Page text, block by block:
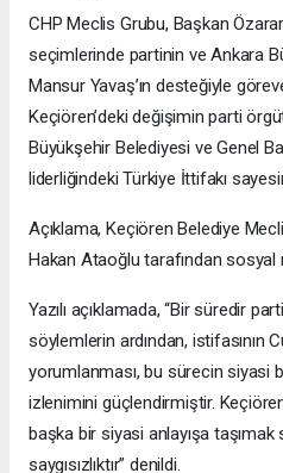
CHP Meclis Grubu, Başkan
seçimlerinde partinin ve Ankara
Mansur Yavaş’ın desteğiyle
Keçiören’deki değişimin parti
Büyükşehir Belediyesi ve Genel
liderliğindeki Türkiye İttifakı
Açıklama, Keçiören Belediye
Hakan Ataoğlu tarafından sosyal
Yazılı açıklamada, “Bir süredir
söylemlerin ardından, istifasının
yorumlanması, bu sürecin siyasi
izlenimini güçlendirmiştir.
başka bir siyasi anlayışa
saygısızlıktır” denildi.